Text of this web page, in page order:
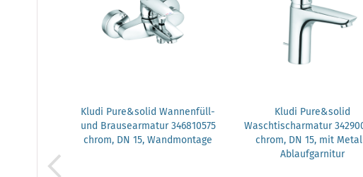
Kludi Pure&solid Wannenfüll-
und Brausearmatur 346810575
chrom, DN 15, Wandmontage
Kludi Pure&solid
Waschtischarmatur
chrom, DN 15, mit
Ablaufgarnitur